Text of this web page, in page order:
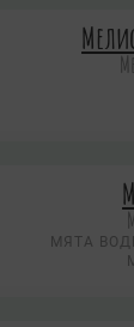
МЯТА